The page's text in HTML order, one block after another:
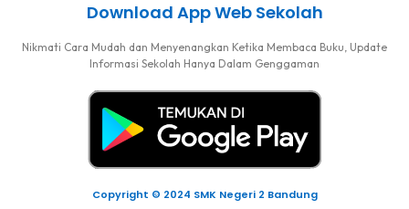
Download App Web Sekolah
Nikmati Cara Mudah dan Menyenangkan Ketika Membaca Buku, Update
Informasi Sekolah Hanya Dalam Genggaman
Copyright © 2024 SMK Negeri 2 Bandung